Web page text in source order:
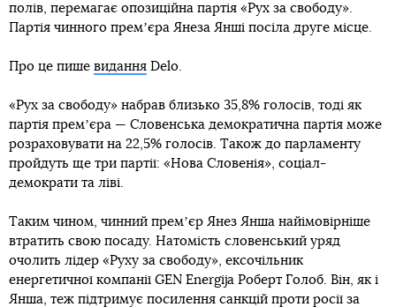
полів, перемагає опозиційна партія «Рух за свободу».
Партія чинного премʼєра Янеза Янші посіла друге місце.
Про це пише видання Delo.
«Рух за свободу» набрав близько 35,8% голосів, тоді як
партія премʼєра — Словенська демократична партія може
розраховувати на 22,5% голосів. Також до парламенту
пройдуть ще три партії: «Нова Словенія», соціал-
демократи та ліві.
Таким чином, чинний премʼєр Янез Янша найімовірніше
втратить свою посаду. Натомість словенський уряд
очолить лідер «Руху за свободу», ексочільник
енергетичної компанії GEN Energija Роберт Голоб. Він, як і
Янша, теж підтримує посилення санкцій проти росії за